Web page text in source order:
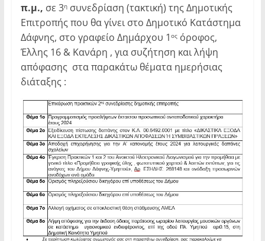
π.μ., σε 3ησυνεδρίαση (τακτική) της Δημοτικής
Επιτροπής που θα γίνει στο Δημοτικό Κατάστημα
Δάφνης, στο γραφείο Δημάρχου 1 οςόροφος,
Έλλης 16 & Κανάρη , για συζήτηση και λήψη
απόφασης στα παρακάτω θέματα ημερήσιας
διάταξης :